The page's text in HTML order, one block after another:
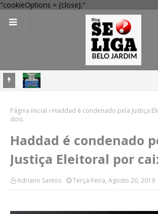
"cookieOptions = {close};"
confira resultados
Página inicial
Haddad é condenado pela Justiça
dois
Haddad é condenado
Justiça Eleitoral por
Adriano Santos Terça-Feira, Agosto 20, 2019